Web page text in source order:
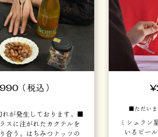
（税込）
れが発生しております。■
スに注がれたカクテルを
合う。はちみつナッツの
■ただいま
ミシュラン
いるビー